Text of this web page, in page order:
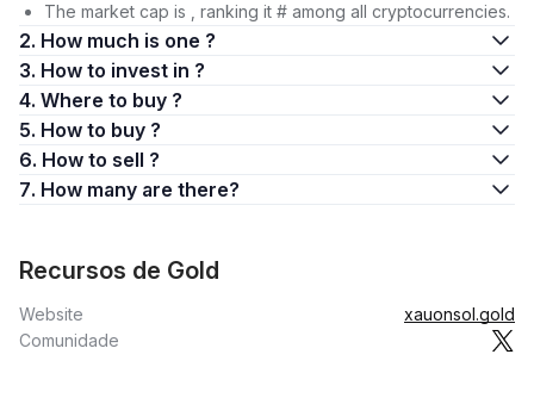
The market cap is , ranking it # among all cryptocurrencies.
2. How much is one ?
3. How to invest in ?
4. Where to buy ?
5. How to buy ?
6. How to sell ?
7. How many are there?
Recursos de Gold
Website
xauonsol.gold
Comunidade